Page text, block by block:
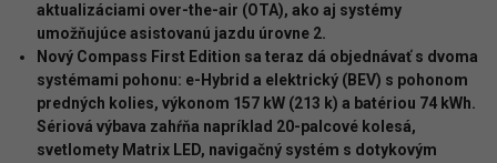
aktualizáciami over-the-air (OTA), ako aj systémy
umožňujúce asistovanú jazdu úrovne 2.
Nový Compass First Edition sa teraz dá objednávať s dvoma
systémami pohonu: e-Hybrid a elektrický (BEV) s pohonom
predných kolies, výkonom 157 kW (213 k) a batériou 74 kWh.
Sériová výbava zahŕňa napríklad 20-palcové kolesá,
svetlomety Matrix LED, navigačný systém s dotykovým